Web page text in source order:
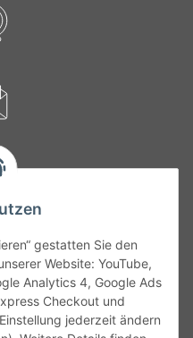
gestatten Sie den
Website: YouTube,
Analytics 4, Google Ads
Checkout und
jederzeit ändern